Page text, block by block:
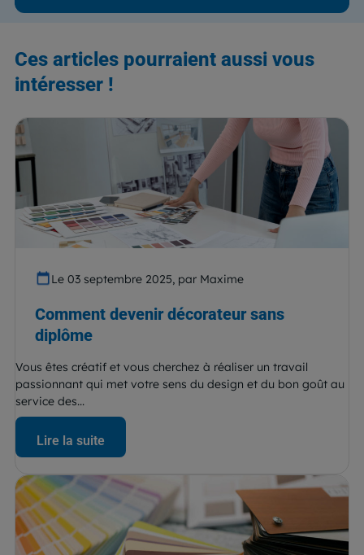
Ces articles pourraient aussi vous
intéresser !
Le 03 septembre 2025, par Maxime
Comment devenir décorateur sans
diplôme
Vous êtes créatif et vous cherchez à réaliser un travail
passionnant qui met votre sens du design et du bon goût au
service des...
Lire la suite